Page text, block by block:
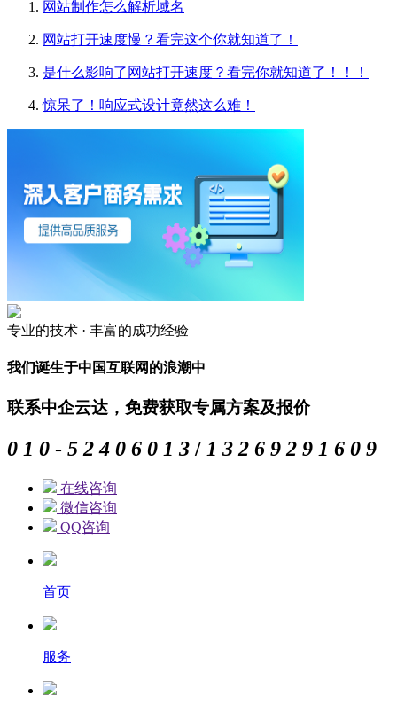
网站制作怎么解析域名
网站打开速度慢？看完这个你就知道了！
是什么影响了网站打开速度？看完你就知道了！！！
惊呆了！响应式设计竟然这么难！
专业的技术 · 丰富的成功经验
我们诞生于中国互联网的浪潮中
联系中企云达，免费获取专属方案及报价
0 1 0 - 5 2 4 0 6 0 1 3 / 1 3 2 6 9 2 9 1 6 0 9
在线咨询
微信咨询
QQ咨询
首页
服务